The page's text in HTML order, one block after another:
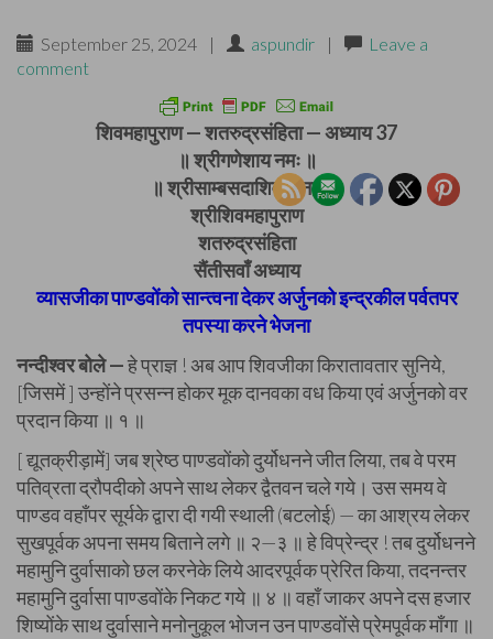
September 25, 2024 | aspundir |
Leave a
comment
शिवमहापुराण — शतरुद्रसंहिता — अध्याय 37
॥ श्रीगणेशाय नमः ॥
॥ श्रीसाम्बसदाशिवाय नमः ॥
श्रीशिवमहापुराण
शतरुद्रसंहिता
सैंतीसवाँ अध्याय
व्यासजीका पाण्डवोंको सान्त्वना देकर अर्जुनको इन्द्रकील पर्वतपर
तपस्या करने भेजना
नन्दीश्वर बोले —हे प्राज्ञ ! अब आप शिवजीका किरातावतार सुनिये,
[जिसमें ] उन्होंने प्रसन्न होकर मूक दानवका वध किया एवं अर्जुनको वर
प्रदान किया ॥ १ ॥
[ द्यूतक्रीड़ामें] जब श्रेष्ठ पाण्डवोंको दुर्योधनने जीत लिया, तब वे परम
पतिव्रता द्रौपदीको अपने साथ लेकर द्वैतवन चले गये। उस समय वे
पाण्डव वहाँपर सूर्यके द्वारा दी गयी स्थाली (बटलोई) — का आश्रय लेकर
सुखपूर्वक अपना समय बिताने लगे ॥ २—३ ॥ हे विप्रेन्द्र ! तब दुर्योधनने
महामुनि दुर्वासाको छल करनेके लिये आदरपूर्वक प्रेरित किया, तदनन्तर
महामुनि दुर्वासा पाण्डवोंके निकट गये ॥ ४ ॥ वहाँ जाकर अपने दस हजार
शिष्योंके साथ दुर्वासाने मनोनुकूल भोजन उन पाण्डवोंसे प्रेमपूर्वक माँगा ॥